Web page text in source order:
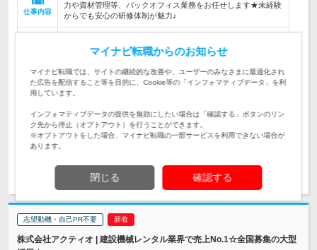
仕事内容
力や資材管理等、バックオフィス業務をお任せします★未経験
からでも安心の研修体制が魅力♪
ル・普通免許ある方歓迎！「大手で働きたい」など応募のきっ
企業データ
設立：2006年10月／従業員数：5,224人／本社所在
地：愛知県
求人詳細を見る 気になる
志望動機・自己PR不要
株式会社アクティオ | 建設機械レンタル業界で売上No.1☆全国募集の大型
マイナビ転職からのお知らせ
マイナビ転職では、サイトの継続的な改善や、ユーザーのみなさまに最適化され
た広告を配信すること等を目的に、Cookie等の「インフォマティブデータ」を利
用しています。
インフォマティブデータの提供を無効にしたい場合は「確認する」ボタンのリン
ク先から停止（オプトアウト）を行うことができます。
※オプトアウトをした場合、マイナビ転職の一部サービスを利用できない場合が
あります。
閉じる 確認する